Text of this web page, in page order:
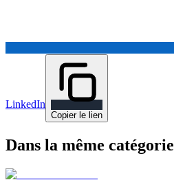
LinkedIn
Copier le lien
Dans la même catégorie